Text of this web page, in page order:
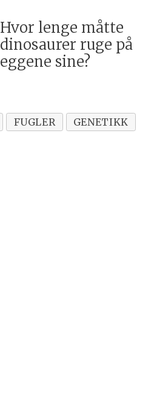
Hvor lenge måtte
dinosaurer ruge på
eggene sine?
FUGLER
GENETIKK